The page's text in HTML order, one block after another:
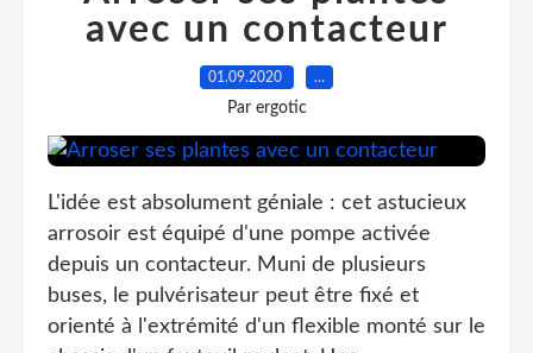
avec un contacteur
01.09.2020 …
Par ergotic
L'idée est absolument géniale : cet astucieux
arrosoir est équipé d'une pompe activée
depuis un contacteur. Muni de plusieurs
buses, le pulvérisateur peut être fixé et
orienté à l'extrémité d'un flexible monté sur le